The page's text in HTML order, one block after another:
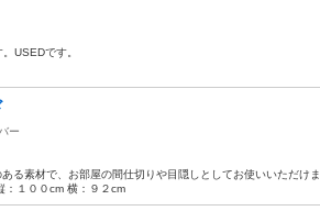
USEDです。
ー
る素材で、お部屋の間仕切りや目隠しとしてお使いいただけま
：１００cm 横：９２cm